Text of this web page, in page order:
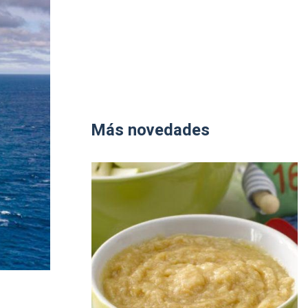
Más novedades